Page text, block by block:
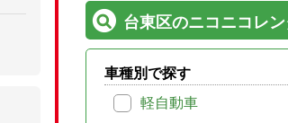
台東区のニコニコレ
車種別で探す
軽自動車